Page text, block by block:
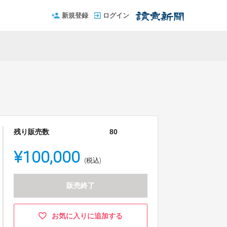
新規登録 ログイン
残り販売数 80
¥100,000 (税込)
販売終了
お気に入りに追加する